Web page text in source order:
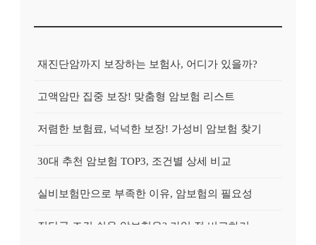
재진단암까지 보장하는 보험사, 어디가 있을까?
고액암만 집중 보장! 맞춤형 암보험 리스트
저렴한 보험료, 넉넉한 보장! 가성비 암보험 찾기
30대 추천 암보험 TOP3, 조건별 상세 비교
실비보험만으로 부족한 이유, 암보험의 필요성
진단금 조건 쉬운 암보험은? 가입 전 비교하기